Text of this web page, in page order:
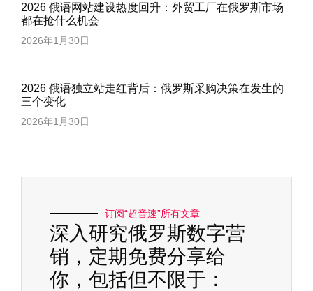
2026 俄语网站建设热度回升：外贸工厂在俄罗斯市场
都在抢什么机会
2026年1月30日
2026 俄语独立站走红背后：俄罗斯采购决策在发生的
三个变化
2026年1月30日
订阅“超音速”所有文章
深入研究俄罗斯数字营
销，定期免费分享给
你，包括但不限于：